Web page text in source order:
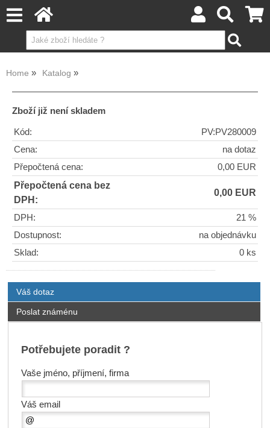
Home Katalog
Zboží již není skladem
Kód:
PV:PV280009
Cena:
na dotaz
Přepočtená cena:
0,00 EUR
Přepočtená cena bez
DPH:
0,00 EUR
DPH:
21 %
Dostupnost:
na objednávku
Sklad:
0 ks
Váš dotaz
Poslat známénu
Potřebujete poradit ?
Vaše jméno, příjmení, firma
Váš email